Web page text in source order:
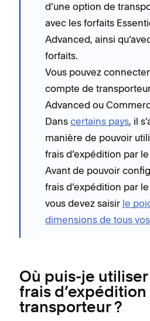
d’une option de
avec les forfaits
Advanced, ainsi
forfaits.
Vous pouvez
compte de
Advanced ou
Dans certains pays, il
manière de pouvoir
frais d’expédition par
Avant de pouvoir
frais d’expédition par
vous devez saisir le
dimensions de tous
Où puis-je
frais d’expédition
transporteur ?